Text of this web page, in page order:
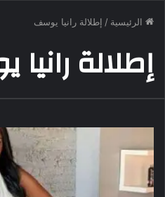
الرئيسية / إطلالة رانيا يوسف
إطلالة